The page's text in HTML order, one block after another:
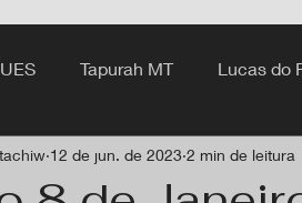
Tapurah MT Lucas do
Itanhangá MT
12 de jun. de 2023 2 min de leitura